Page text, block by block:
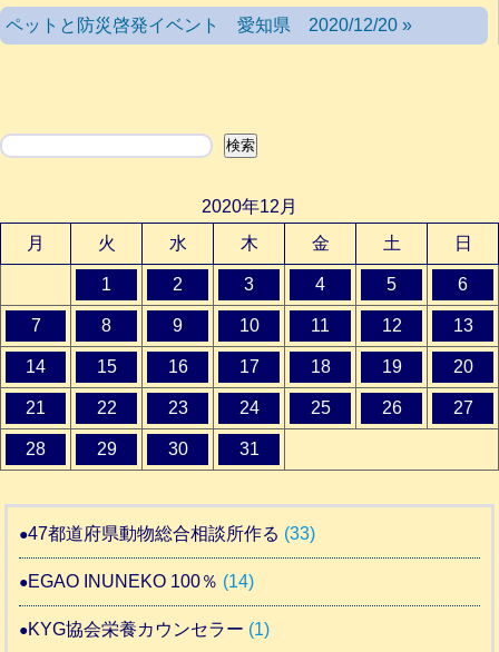
ペットと防災啓発イベント 愛知県 2020/12/20 »
検索 検索
2020年12月
月
火 水 木 金 土 日
1 2 3 4 5 6
7 8 9 10 11 12 13
14 15 16 17 18 19 20
21 22 23 24 25 26 27
28 29 30 31
47都道府県動物総合相談所作る (33)
EGAO INUNEKO 100％ (14)
KYG協会栄養カウンセラー (1)